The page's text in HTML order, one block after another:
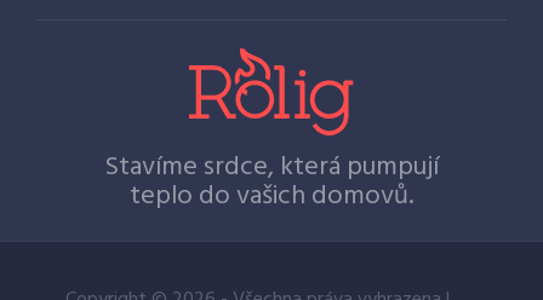
Stavíme srdce, která pumpují
teplo do vašich domovů.